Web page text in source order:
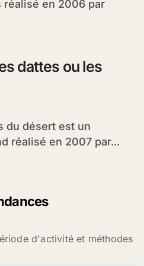
réalisé en 2006 par
dattes ou les
réalisé en 2007 par...
d'activité et méthodes